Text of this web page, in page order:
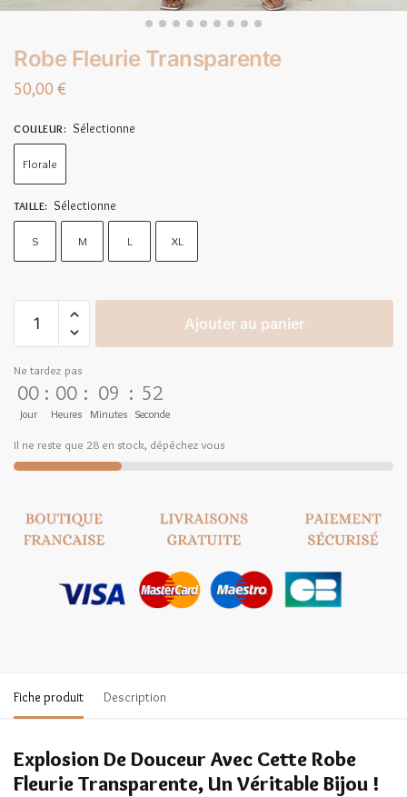
Robe Fleurie Transparente
50,00 €
COULEUR: Sélectionne
Florale
TAILLE: Sélectionne
S M L XL
Ajouter au panier
Ne tardez pas
00
Jour
: 00
Heures
: 09
Minutes
: 52
Seconde
Il ne reste que 28 en stock, dépêchez vous
Fiche produit Description
Explosion De Douceur Avec Cette Robe
Fleurie Transparente, Un Véritable Bijou !